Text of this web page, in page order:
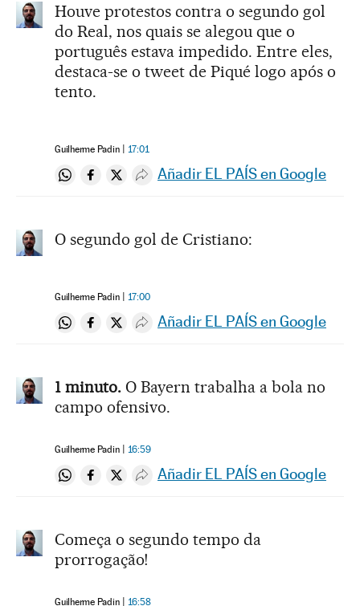
Houve protestos contra o segundo gol
do Real, nos quais se alegou que o
português estava impedido. Entre eles,
destaca-se o tweet de Piqué logo após o
tento.
Guilherme Padin 17:01
Compartir en Whatsapp
Compartir en Facebook
Compartir en Twitter
Desplegar Redes Sociales
Añadir EL PAÍS en Google
O segundo gol de Cristiano:
Guilherme Padin 17:00
Compartir en Whatsapp
Compartir en Facebook
Compartir en Twitter
Desplegar Redes Sociales
Añadir EL PAÍS en Google
1 minuto. O Bayern trabalha a bola no
campo ofensivo.
Guilherme Padin 16:59
Compartir en Whatsapp
Compartir en Facebook
Compartir en Twitter
Desplegar Redes Sociales
Añadir EL PAÍS en Google
Começa o segundo tempo da
prorrogação!
Guilherme Padin 16:58